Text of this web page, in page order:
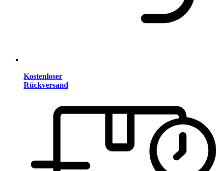
Kostenloser
Rückversand